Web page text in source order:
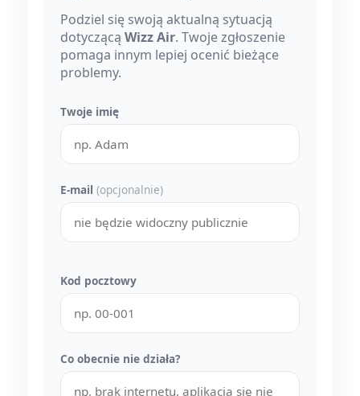
Podziel się swoją aktualną sytuacją
dotyczącą Wizz Air. Twoje zgłoszenie
pomaga innym lepiej ocenić bieżące
problemy.
Twoje imię
E-mail (opcjonalnie)
Kod pocztowy
Co obecnie nie działa?